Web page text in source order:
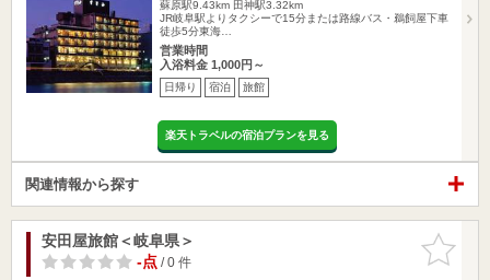
蘇原駅9.43km 田神駅3.32km
JR岐阜駅よりタクシーで15分または路線バス・鵜飼屋下車
徒歩5分東海…
営業時間
入浴料金 1,000円～
日帰り 宿泊 旅館
楽天トラベルの宿泊プランを見る
関連情報から探す
お気に入
りに追加
安田屋旅館＜岐阜県＞
-点/ 0 件